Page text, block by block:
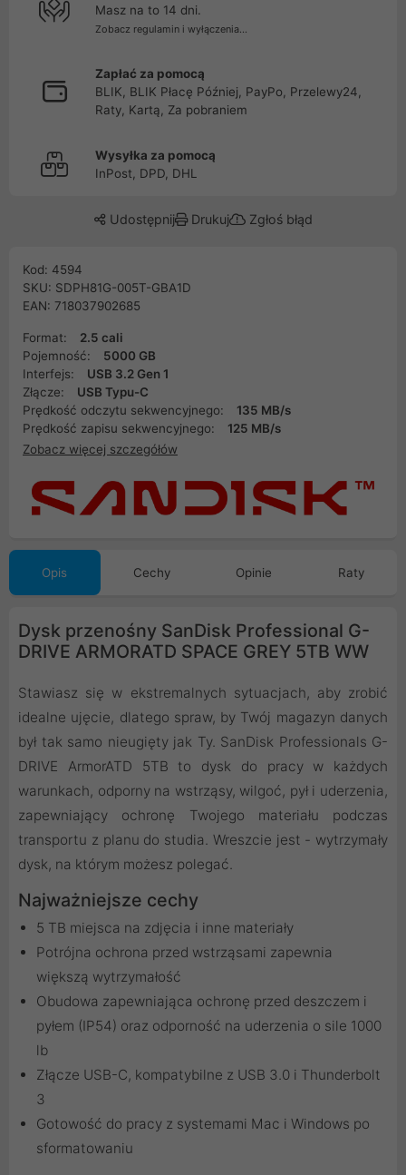
Masz na to 14 dni.
Zobacz regulamin i wyłączenia...
Zapłać za pomocą
BLIK, BLIK Płacę Później, PayPo, Przelewy24,
Raty, Kartą, Za pobraniem
Wysyłka za pomocą
InPost, DPD, DHL
Udostępnij Drukuj Zgłoś błąd
Kod: 4594
SKU: SDPH81G-005T-GBA1D
EAN: 718037902685
Format:
2.5 cali
Pojemność:
5000 GB
Interfejs:
USB 3.2 Gen 1
Złącze:
USB Typu-C
Prędkość odczytu sekwencyjnego:
135 MB/s
Prędkość zapisu sekwencyjnego:
125 MB/s
Zobacz więcej szczegółów
Opis Cechy Opinie Raty
Dysk przenośny SanDisk Professional G-
DRIVE ARMORATD SPACE GREY 5TB WW
Stawiasz się w ekstremalnych sytuacjach, aby zrobić
idealne ujęcie, dlatego spraw, by Twój magazyn danych
był tak samo nieugięty jak Ty. SanDisk Professionals G-
DRIVE ArmorATD 5TB to dysk do pracy w każdych
warunkach, odporny na wstrząsy, wilgoć, pył i uderzenia,
zapewniający ochronę Twojego materiału podczas
transportu z planu do studia. Wreszcie jest - wytrzymały
dysk, na którym możesz polegać.
Najważniejsze cechy
5 TB miejsca na zdjęcia i inne materiały
Potrójna ochrona przed wstrząsami zapewnia
większą wytrzymałość
Obudowa zapewniająca ochronę przed deszczem i
pyłem (IP54) oraz odporność na uderzenia o sile 1000
lb
Złącze USB-C, kompatybilne z USB 3.0 i Thunderbolt
3
Gotowość do pracy z systemami Mac i Windows po
sformatowaniu